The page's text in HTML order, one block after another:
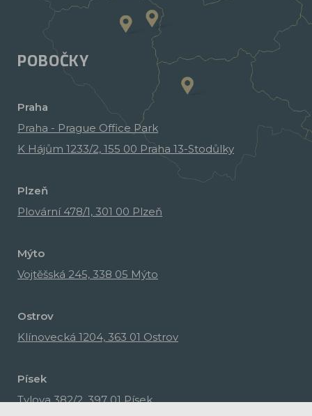
POBOČKY
Praha
Praha - Prague Office Park
K Hájům 1233/2, 155 00 Praha 13-Stodůlky
Plzeň
Plovární 478/1, 301 00 Plzeň
Mýto
Vojtěšská 245, 338 05 Mýto
Ostrov
Klínovecká 1204, 363 01 Ostrov
Písek
Tylova 382/2, 397 01 Písek